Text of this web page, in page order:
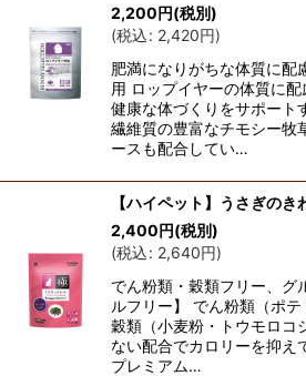
2,200円(税別)
(税込: 2,420円)
肥満になりがちな体質に配
用 ロップイヤーの体質に配
健康な体づくりをサポート
繊維質の豊富なチモシー牧
ースも配合してい…
【ハイペット】うさぎのき
2,400円(税別)
(税込: 2,640円)
でん粉類・穀類フリー、グ
ルフリー】 でん粉類（ポテ
穀類（小麦粉・トウモロコ
ない配合でカロリーを抑え
プレミアム…